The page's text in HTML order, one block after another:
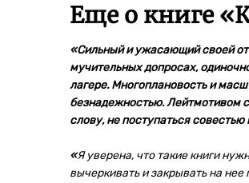
Еще о книге «
«Сильный и ужасающий своей
мучительных допросах,
лагере. Многоплановость и
безнадежностью. Лейтмотивом
слову, не поступаться
«Я уверена, что такие книги
вычеркивать и закрывать на